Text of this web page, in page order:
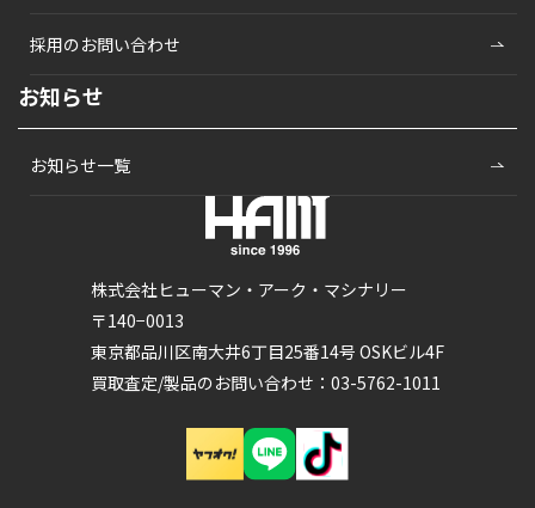
株式会社ヒューマン・アーク・マシナリー
〒140−0013
東京都品川区南大井6丁目25番14号 OSKビル4F
買取査定/製品のお問い合わせ：03-5762-1011
採用のお問い合わせ
お知らせ
お知らせ一覧